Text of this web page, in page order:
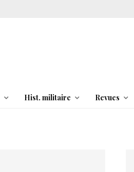
Hist. militaire Revues